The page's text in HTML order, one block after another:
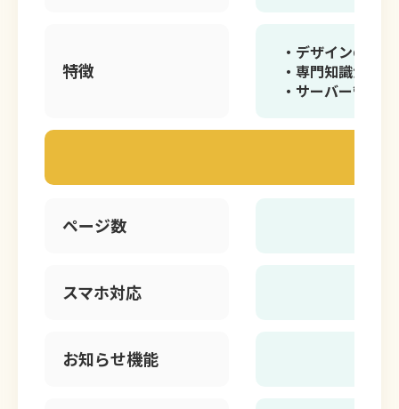
特徴
・デザインの自
・専門知識がな
・サーバー管理
ページ数
スマホ対応
お知らせ機能